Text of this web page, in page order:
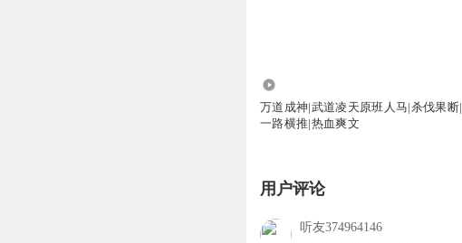
万道成神|武道凌天原班人马|杀伐果断|
一路横推|热血爽文
用户评论
听友374964146